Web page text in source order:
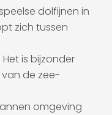
dolfijnen in
zich tussen
is bijzonder
de zee-
omgeving